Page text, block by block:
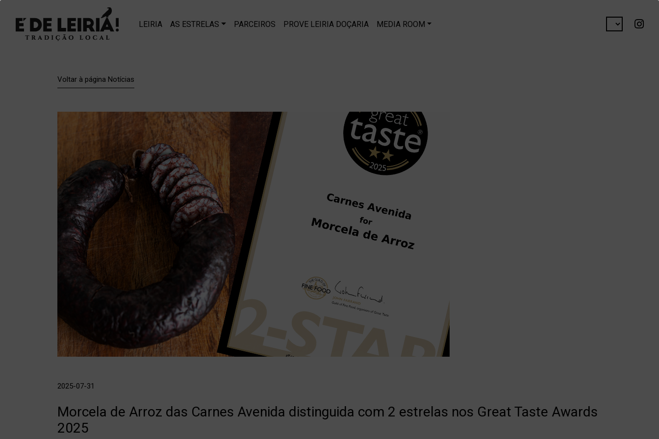
LEIRIA AS ESTRELAS PARCEIROS PROVE LEIRIA DOÇARIA MEDIA ROOM
Voltar à página Notícias
2025-07-31
Morcela de Arroz das Carnes Avenida distinguida com 2 estrelas nos Great Taste Awards
2025